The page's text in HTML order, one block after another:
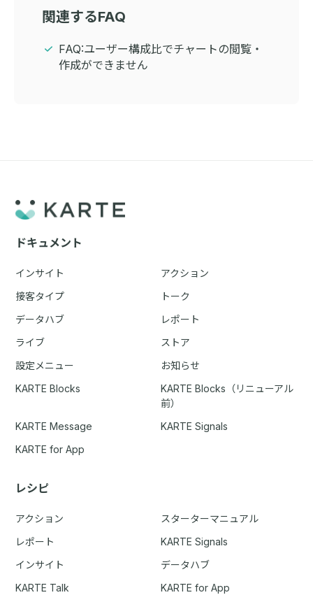
関連するFAQ
FAQ:ユーザー構成比でチャートの閲覧・
作成ができません
ドキュメント
インサイト
アクション
接客タイプ
トーク
データハブ
レポート
ライブ
ストア
設定メニュー
お知らせ
KARTE Blocks
KARTE Blocks（リニューアル
前）
KARTE Message
KARTE Signals
KARTE for App
レシピ
アクション
スターターマニュアル
レポート
KARTE Signals
インサイト
データハブ
KARTE Talk
KARTE for App